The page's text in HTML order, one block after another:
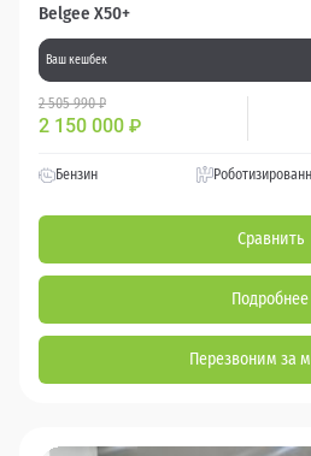
Belgee X50+
Ваш кешбек
2 505 990 ₽
2 150 000 ₽
Бензин
Сравнить
Подробнее
Перезвоним за